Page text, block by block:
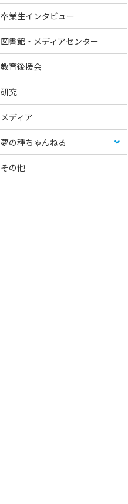
卒業生インタビュー
図書館・メディアセンター
教育後援会
研究
メディア
夢の種ちゃんねる
その他